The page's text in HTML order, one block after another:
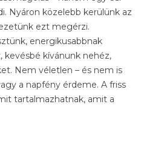
Nyáron közelebb kerülünk az
ezt megérzi.
energikusabbnak
kevésbé kívánunk nehéz,
Nem véletlen – és nem is
a napfény érdeme. A friss
tartalmazhatnak, amit a